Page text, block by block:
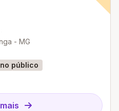
- MG
público